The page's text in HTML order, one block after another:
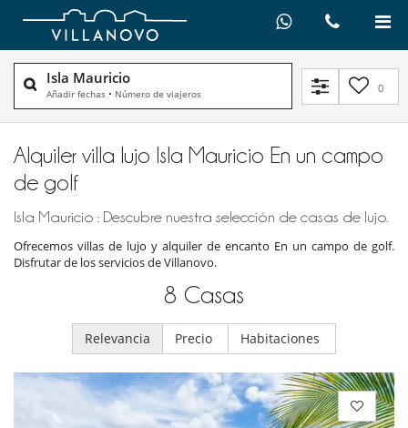
Isla Mauricio
Añadir fechas • Número de viajeros 0
Alquiler villa lujo Isla Mauricio En un campo
de golf
Isla Mauricio : Descubre nuestra selección de casas de lujo.
Ofrecemos villas de lujo y alquiler de encanto En un campo de golf.
Disfrutar de los servicios de Villanovo.
8 Casas
Relevancia Precio Habitaciones